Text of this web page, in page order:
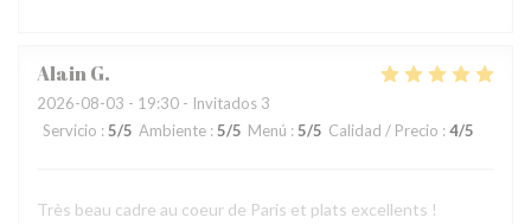
AlainG
2026-08-03 - 19:30 - Invitados 3
Servicio : 5/5 Ambiente : 5/5 Menú : 5/5 Calidad / Precio : 4/5
Très beau cadre au coeur de Paris et plats excellents !